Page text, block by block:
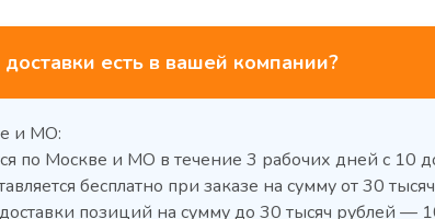
есть в вашей компании?
и МО:
по Москве и МО в течение 3 рабочих дней с 10
бесплатно при заказе на сумму от 30 тысяч
позиций на сумму до 30 тысяч рублей —